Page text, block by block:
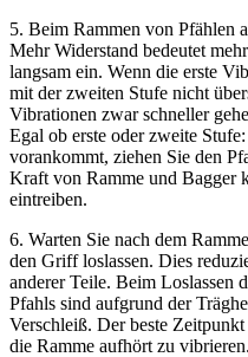
5. Beim Rammen von Pfählen
Mehr Widerstand bedeutet
langsam ein. Wenn die erste
mit der zweiten Stufe nicht
Vibrationen zwar schneller
Egal ob erste oder zweite
vorankommt, ziehen Sie den
Kraft von Ramme und Bagger
eintreiben.
6. Warten Sie nach dem
den Griff loslassen. Dies
anderer Teile. Beim Loslassen
Pfahls sind aufgrund der
Verschleiß. Der beste
die Ramme aufhört zu vibrieren.